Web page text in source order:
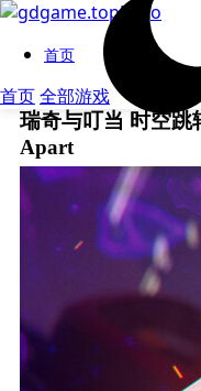
首页
首页全部游戏
瑞奇与叮当 时空
Apart